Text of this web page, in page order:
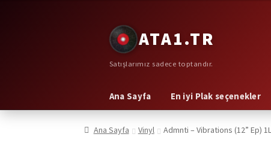
Dolaşıma
geç
İçeriğe
geç
ATA1.TR
Satışlarımız sadece toptandır.
Ana Sayfa En iyi Plak seçenekler
Ana Sayfa Vinyl Admnti – Vibrations (12” Ep)